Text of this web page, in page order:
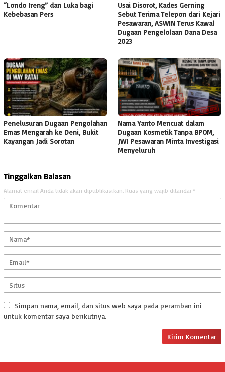
“Londo Ireng” dan Luka bagi
Kebebasan Pers
Usai Disorot, Kades Gerning
Sebut Terima Telepon dari Kejari
Pesawaran, ASWIN Terus Kawal
Dugaan Pengelolaan Dana Desa
2023
Penelusuran Dugaan Pengolahan
Emas Mengarah ke Deni, Bukit
Kayangan Jadi Sorotan
Nama Yanto Mencuat dalam
Dugaan Kosmetik Tanpa BPOM,
JWI Pesawaran Minta Investigasi
Menyeluruh
Tinggalkan Balasan
Alamat email Anda tidak akan dipublikasikan. Ruas yang wajib ditandai *
Simpan nama, email, dan situs web saya pada peramban ini
untuk komentar saya berikutnya.